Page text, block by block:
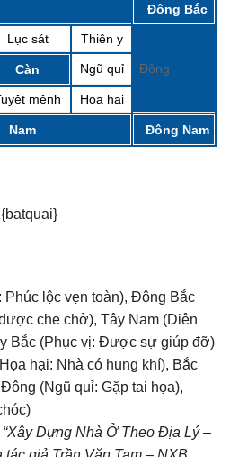
Đông Bắc
Lục sát Thiên y
Đông
Càn Ngũ quỉ
mệnh Họa hại
Nam Đông Nam
{batquai}
Phúc lộc vẹn toàn), Đông Bắc
che chở), Tây Nam (Diên
Bắc (Phục vị: Được sự giúp đỡ)
hại: Nhà có hung khí), Bắc
(Ngũ quỉ: Gặp tai họa),
Dựng Nhà Ở Theo Địa Lý –